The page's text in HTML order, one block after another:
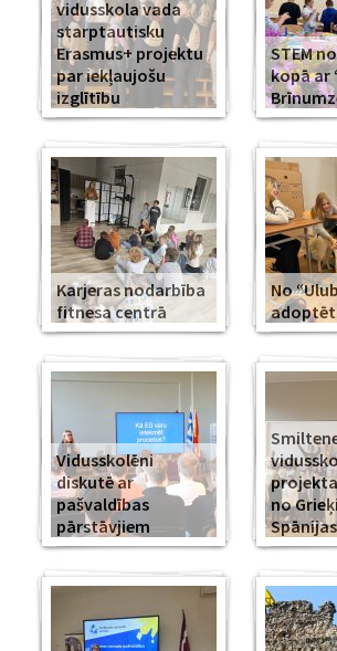
vidusskola vada
starptautisku
Erasmus+ projektu
par iekļaujošu
izglītību
STEM
kopā ar
Karjeras nodarbība
fitnesa centrā
No
Vidusskolēni
diskutē ar
pašvaldības
pārstāvjiem
no
Spānijas